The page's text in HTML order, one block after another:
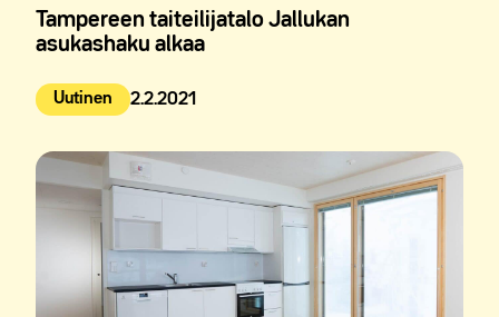
Tampereen taiteilijatalo Jallukan
asukashaku alkaa
Uutinen
Julkaistu: 2.2.2021